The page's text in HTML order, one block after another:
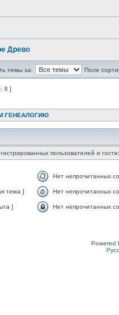
Древо
темы за: Поле
8 ]
ГЕНЕАЛОГИЮ
пользователей и
Нет непрочитанных
тема ] Нет непрочитанных
] Нет непрочитанных
Powered